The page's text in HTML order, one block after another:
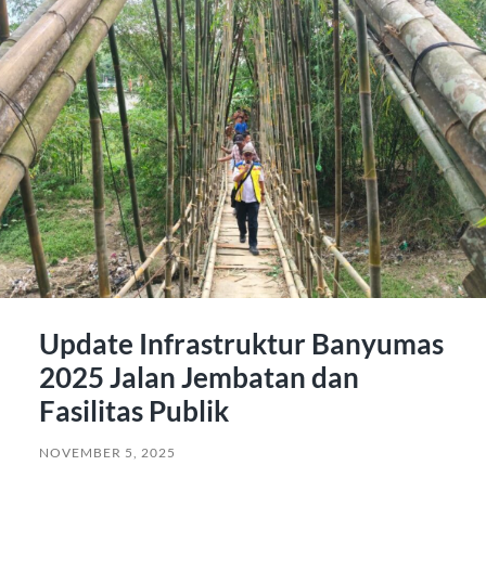
Update Infrastruktur Banyumas
2025 Jalan Jembatan dan
Fasilitas Publik
NOVEMBER 5, 2025